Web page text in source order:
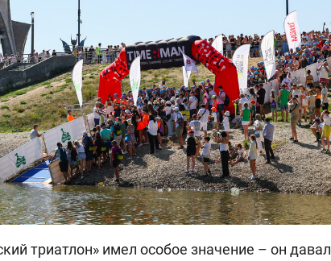
триатлон» имел особое значение – он давал